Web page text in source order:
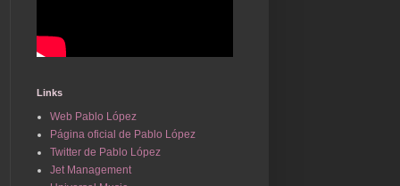
Links
Web Pablo López
Página oficial de Pablo López
Twitter de Pablo López
Jet Management